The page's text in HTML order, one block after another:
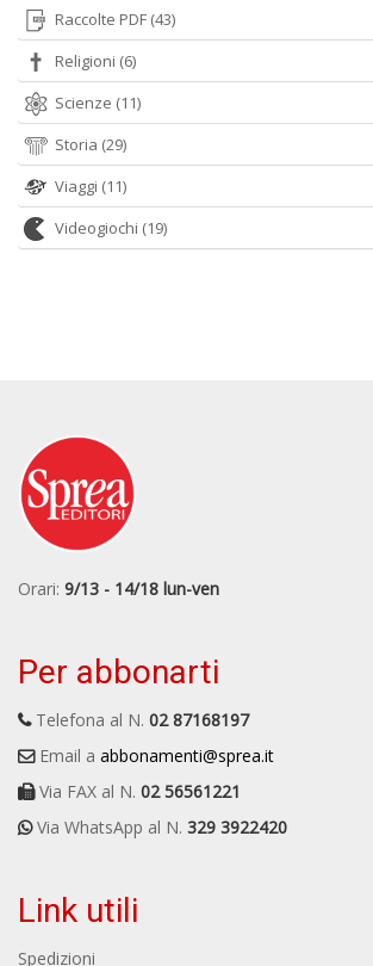
Raccolte PDF (43)
Religioni (6)
Scienze (11)
Storia (29)
Viaggi (11)
Videogiochi (19)
Orari: 9/13 - 14/18 lun-ven
Per abbonarti
Telefona al N. 02 87168197
Email a abbonamenti@sprea.it
Via FAX al N. 02 56561221
Via WhatsApp al N. 329 3922420
Link utili
Spedizioni